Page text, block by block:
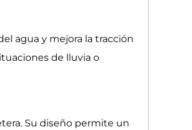
agua y mejora la tracción
de lluvia o
Su diseño permite un